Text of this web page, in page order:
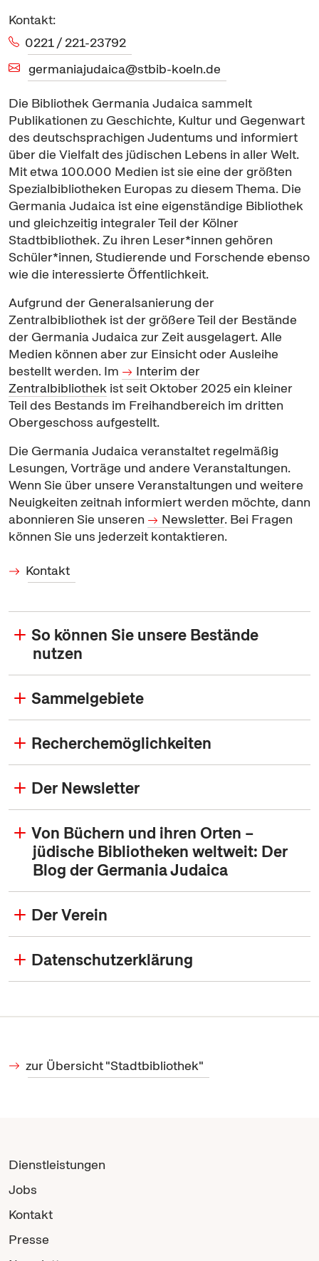
Kontakt:
0221 / 221-23792
germaniajudaica@stbib-koeln.de
Die Bibliothek Germania Judaica sammelt
Publikationen zu Geschichte, Kultur und Gegenwart
des deutschsprachigen Judentums und informiert
über die Vielfalt des jüdischen Lebens in aller Welt.
Mit etwa 100.000 Medien ist sie eine der größten
Spezialbibliotheken Europas zu diesem Thema. Die
Germania Judaica ist eine eigenständige Bibliothek
und gleichzeitig integraler Teil der Kölner
Stadtbibliothek. Zu ihren Leser*innen gehören
Schüler*innen, Studierende und Forschende ebenso
wie die interessierte Öffentlichkeit.
Aufgrund der Generalsanierung der
Zentralbibliothek ist der größere Teil der Bestände
der Germania Judaica zur Zeit ausgelagert. Alle
Medien können aber zur Einsicht oder Ausleihe
bestellt werden. Im
Interim der
Zentralbibliothek ist seit Oktober 2025 ein kleiner
Teil des Bestands im Freihandbereich im dritten
Obergeschoss aufgestellt.
Die Germania Judaica veranstaltet regelmäßig
Lesungen, Vorträge und andere Veranstaltungen.
Wenn Sie über unsere Veranstaltungen und weitere
Neuigkeiten zeitnah informiert werden möchte, dann
abonnieren Sie unseren
Newsletter. Bei Fragen
können Sie uns jederzeit kontaktieren.
Kontakt
So können Sie unsere Bestände
nutzen
Sammelgebiete
Recherchemöglichkeiten
Der Newsletter
Von Büchern und ihren Orten –
jüdische Bibliotheken weltweit: Der
Blog der Germania Judaica
Der Verein
Datenschutzerklärung
zur Übersicht "Stadtbibliothek"
Dienstleistungen
Jobs
Kontakt
Presse